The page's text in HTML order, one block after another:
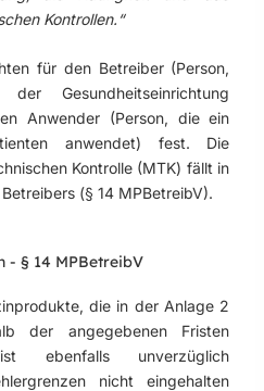
Kontrollen.“
für den Betreiber (Person,
Gesundheitseinrichtung
Anwender (Person, die ein
anwendet) fest. Die
Kontrolle (MTK) fällt in
(§ 14 MPBetreibV).
- § 14 MPBetreibV
die in der Anlage 2
der angegebenen Fristen
ebenfalls unverzüglich
nicht eingehalten